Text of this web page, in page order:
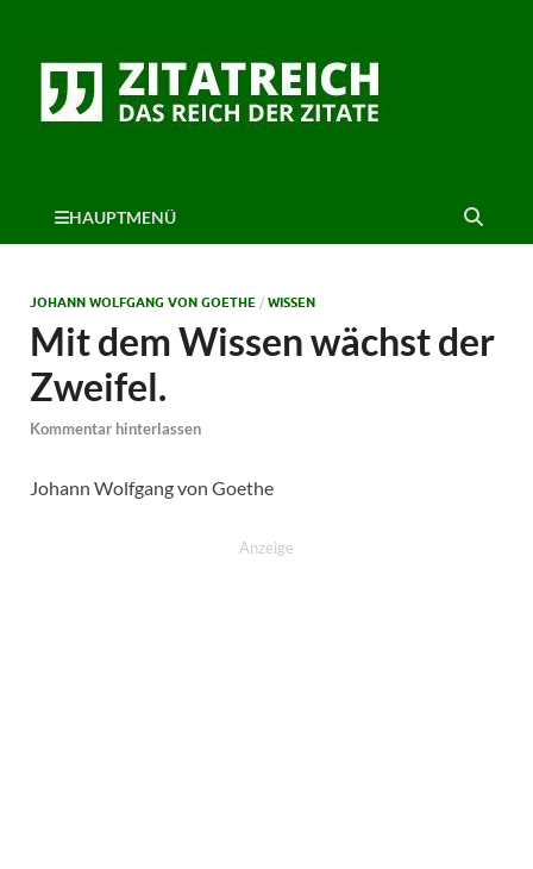
HAUPTMENÜ
JOHANN WOLFGANG VON GOETHE / WISSEN
Mit dem Wissen wächst der
Zweifel.
Kommentar hinterlassen
Johann Wolfgang von Goethe
Anzeige